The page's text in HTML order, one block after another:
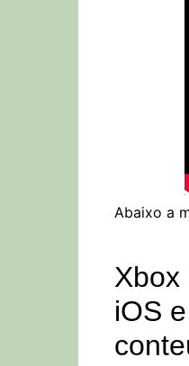
Abaixo a
Xbox
iOS